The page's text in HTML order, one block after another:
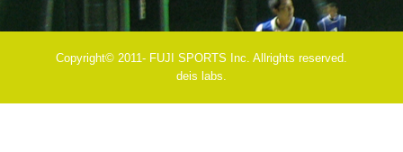
Copyright© 2011- FUJI SPORTS Inc. Allrights reserved.
deis labs.